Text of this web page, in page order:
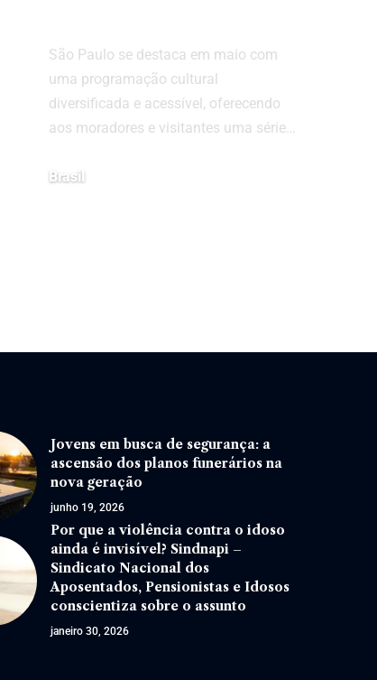
São Paulo se destaca em maio com
uma programação cultural
diversificada e acessível, oferecendo
aos moradores e visitantes uma série…
Brasil
Jovens em busca de segurança: a
ascensão dos planos funerários na
nova geração
junho 19, 2026
Por que a violência contra o idoso
ainda é invisível? Sindnapi –
Sindicato Nacional dos
Aposentados, Pensionistas e Idosos
conscientiza sobre o assunto
janeiro 30, 2026